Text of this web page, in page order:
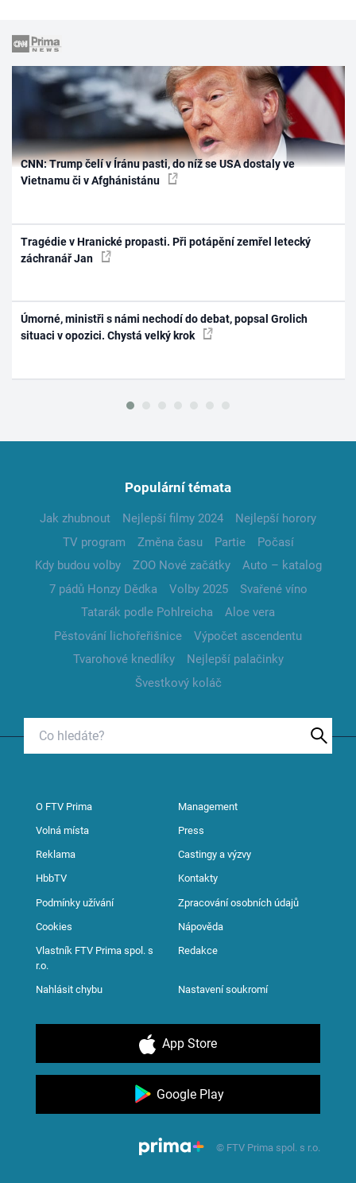
CNN: Trump čelí v Íránu pasti, do níž se USA dostaly ve
Vietnamu či v Afghánistánu
Tragédie v Hranické propasti. Při potápění zemřel letecký
záchranář Jan
Úmorné, ministři s námi nechodí do debat, popsal Grolich
situaci v opozici. Chystá velký krok
Populární témata
Jak zhubnout Nejlepší filmy 2024
Nejlepší horory
TV program
Změna času Partie
Počasí
Kdy budou volby
ZOO Nové začátky
Auto – katalog
7 pádů Honzy Dědka
Volby 2025
Svařené víno
Tatarák podle Pohlreicha
Aloe vera
Pěstování lichořeřišnice
Výpočet ascendentu
Tvarohové knedlíky
Nejlepší palačinky
Švestkový koláč
O FTV Prima Management
Volná místa Press
Reklama Castingy a výzvy
HbbTV Kontakty
Podmínky užívání Zpracování osobních údajů
Cookies Nápověda
Vlastník FTV Prima spol. s
r.o.
Redakce
Nahlásit chybu Nastavení soukromí
App Store
Google Play
© FTV Prima spol. s r.o.